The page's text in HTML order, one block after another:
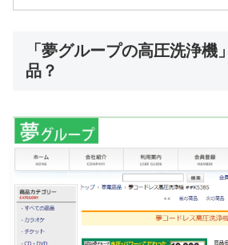
「夢グループの高圧洗浄機
品？